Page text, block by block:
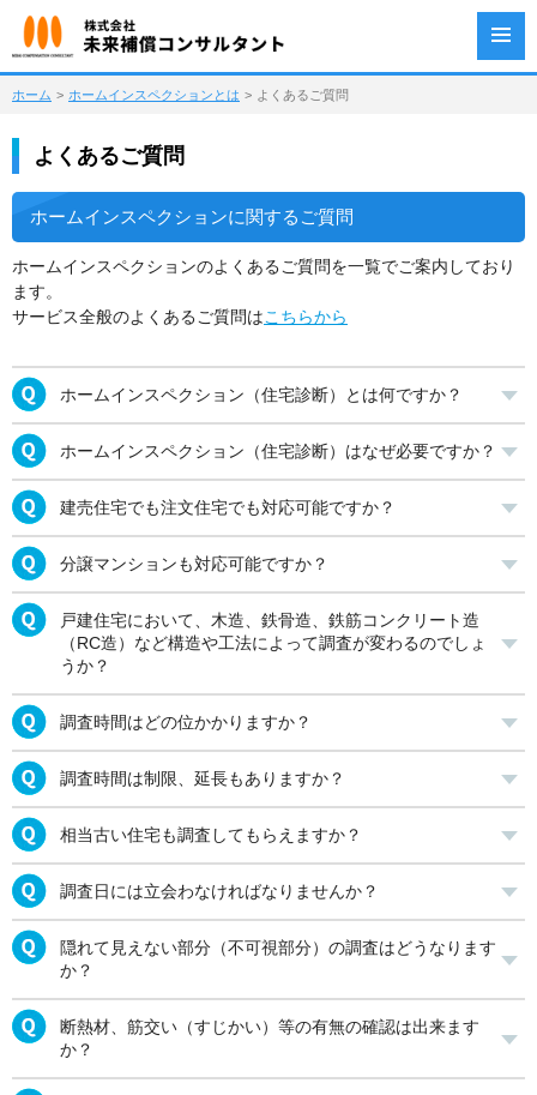
ホーム > ホームインスペクションとは > よくあるご質問
よくあるご質問
ホームインスペクションに関するご質問
ホームインスペクションのよくあるご質問を一覧でご案内しており
ます。
サービス全般のよくあるご質問はこちらから
ホームインスペクション（住宅診断）とは何ですか？
ホームインスペクション（住宅診断）はなぜ必要ですか？
建売住宅でも注文住宅でも対応可能ですか？
分譲マンションも対応可能ですか？
戸建住宅において、木造、鉄骨造、鉄筋コンクリート造
（RC造）など構造や工法によって調査が変わるのでしょ
うか？
調査時間はどの位かかりますか？
調査時間は制限、延長もありますか？
相当古い住宅も調査してもらえますか？
調査日には立会わなければなりませんか？
隠れて見えない部分（不可視部分）の調査はどうなります
か？
断熱材、筋交い（すじかい）等の有無の確認は出来ます
か？